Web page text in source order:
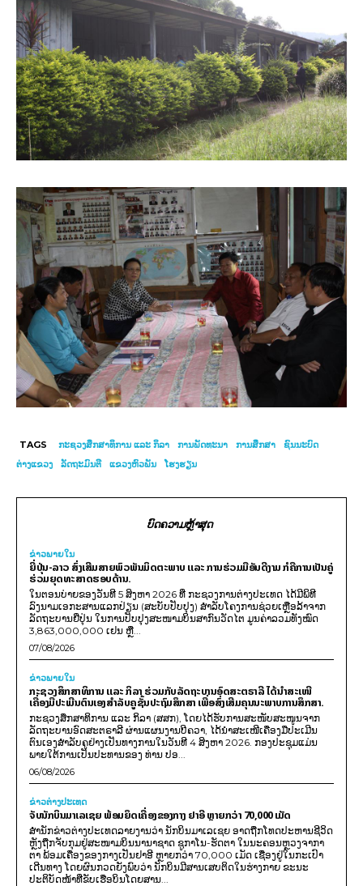
TAGS ກະຊວງສຶກສາທິການ ແລະ ກິລາ ການພັດທະນາ ການສຶກສາ
ຊົນນະບົດ
ຕ່າງແຂວງ
ລັດຖະມົນຕີ ແຂວງຫົວພັນ ໂຮງຮຽນ
ບົດຄວາມຫຼ້າສຸດ
ຂ່າວພາຍ​ໃນ
ຍີ່ປຸ່ນ-ລາວ ສົ່ງເສີມສາຍພົວພັນມິດຕະພາບ ແລະ ການຮ່ວມມືອັນດີງາມ ກໍຄືການເປັນຄູ່
ຮ່ວມຍຸດທະສາດຮອບດ້ານ.
ໃນຕອນບ່າຍຂອງວັນທີ 5 ສິງຫາ 2026 ທີ່ ກະຊວງການຕ່າງປະເທດ ໄດ້ມີພິທີ
ລົງນາມເອກະສານແລກປ່ຽນ (ສະບັບປັບປຸງ) ສໍາລັບໂຄງການຊ່ວຍເຫຼືອລ້າຈາກ
ລັດຖະບານຍີ່ປຸ່ນ ໃນການປັບປຸງສະໜາມບິນສາກົນວັດໄຕ ມູນຄ່າລວມທັງໝົດ
3,863,000,000 ເຢນ ຫຼື...
07/08/2026
ຂ່າວພາຍ​ໃນ
ກະຊວງສຶກສາທິການ ແລະ ກິລາ ຮ່ວມກັບລັດຖະບານອົດສະຕຣາລີ ໄດ້ນຳສະເໜີ
ເຄື່ອງມືປະເມີນຕົນເອງສຳລັບຄູຊັ້ນປະຖົມສຶກສາ ເພື່ອສົ່ງເສີມຄຸນນະພາບການສຶກສາ.
ກະຊວງສຶກສາທິການ ແລະ ກິລາ (ສສກ), ໂດຍໄດ້ຮັບການສະໜັບສະໜູນຈາກ
ລັດຖະບານອົດສະຕຣາລີ ຜ່ານແຜນງານບີຄວາ, ໄດ້ນຳສະເໜີເຄື່ອງມືປະເມີນ
ຕົນເອງສຳລັບຄູຢ່າງເປັນທາງການໃນວັນທີ 4 ສິງຫາ 2026. ກອງປະຊຸມແມ່ນ
ພາຍໃຕ້ການເປັນປະທານຂອງ ທ່ານ ປອ...
06/08/2026
ຂ່າວຕ່າງປະເທດ
ຈັບນັກບິນມາເລເຊຍ ພ້ອມຍຶດເຄື່ອງຂອງກາງ ຢາອີ ຫຼາຍກວ່າ 70,000 ເມັດ
ສຳນັກຂ່າວຕ່າງປະເທດລາຍງານວ່າ ນັກບິນມາເລເຊຍ ອາດຖືກໂທດປະຫານຊີວິດ
ຫຼັງຖືກຈັບກຸມຢູ່ສະໜາມບິນນານາຊາດ ຊູກາໂນ-ຮັດຕາ ໃນນະຄອນຫຼວງຈາກາ
ຕາ ພ້ອມເຄື່ອງຂອງກາງເປັນຢາອີ ຫຼາຍກວ່າ 70,000 ເມັດ ເຊື່ອງຢູ່ໃນກະເປົາ
ເດີນທາງ ໂດຍຜົນກວດຍັງພົບວ່າ ນັກບິນມີສານເສບຕິດໃນຮ່າງກາຍ ຂະນະ
ປະຕິບັດໜ້າທີ່ຂັບເຮືອບິນໂດຍສານ...